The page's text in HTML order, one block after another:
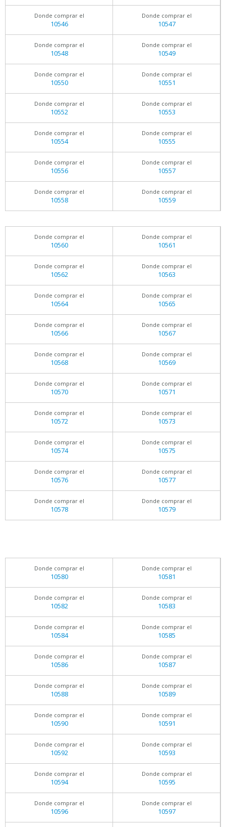
Donde comprar el
10546
Donde comprar el
10547
Donde comprar el
10548
Donde comprar el
10549
Donde comprar el
10550
Donde comprar el
10551
Donde comprar el
10552
Donde comprar el
10553
Donde comprar el
10554
Donde comprar el
10555
Donde comprar el
10556
Donde comprar el
10557
Donde comprar el
10558
Donde comprar el
10559
Donde comprar el
10560
Donde comprar el
10561
Donde comprar el
10562
Donde comprar el
10563
Donde comprar el
10564
Donde comprar el
10565
Donde comprar el
10566
Donde comprar el
10567
Donde comprar el
10568
Donde comprar el
10569
Donde comprar el
10570
Donde comprar el
10571
Donde comprar el
10572
Donde comprar el
10573
Donde comprar el
10574
Donde comprar el
10575
Donde comprar el
10576
Donde comprar el
10577
Donde comprar el
10578
Donde comprar el
10579
Donde comprar el
10580
Donde comprar el
10581
Donde comprar el
10582
Donde comprar el
10583
Donde comprar el
10584
Donde comprar el
10585
Donde comprar el
10586
Donde comprar el
10587
Donde comprar el
10588
Donde comprar el
10589
Donde comprar el
10590
Donde comprar el
10591
Donde comprar el
10592
Donde comprar el
10593
Donde comprar el
10594
Donde comprar el
10595
Donde comprar el
10596
Donde comprar el
10597